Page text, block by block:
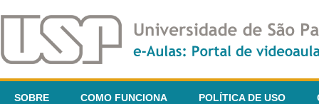
SOBRE COMO FUNCIONA POLÍTICA DE USO